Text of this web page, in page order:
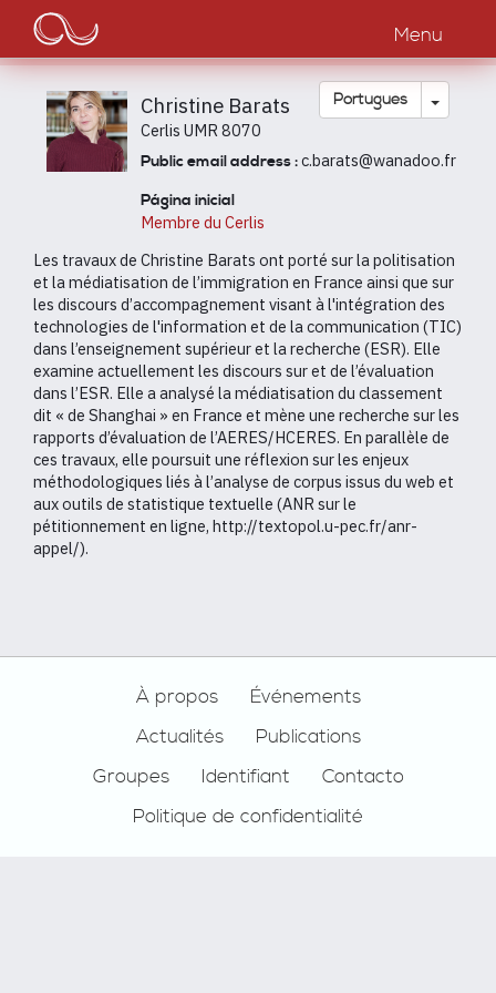
Passar
o
conteúdo
principal
Main
navigation
Menu
Português Toggle
Christine Barats
Cerlis UMR 8070
Public email address :c.barats@wanadoo.fr
Página inicial
Membre du Cerlis
Les travaux de Christine Barats ont porté sur la politisation
et la médiatisation de l’immigration en France ainsi que sur
les discours d’accompagnement visant à l'intégration des
technologies de l'information et de la communication (TIC)
dans l’enseignement supérieur et la recherche (ESR). Elle
examine actuellement les discours sur et de l’évaluation
dans l’ESR. Elle a analysé la médiatisation du classement
dit « de Shanghai » en France et mène une recherche sur les
rapports d’évaluation de l’AERES/HCERES. En parallèle de
ces travaux, elle poursuit une réflexion sur les enjeux
méthodologiques liés à l’analyse de corpus issus du web et
aux outils de statistique textuelle (ANR sur le
pétitionnement en ligne, http://textopol.u-pec.fr/anr-
appel/).
À propos
Événements
Actualités
Publications
Groupes
Identifiant
Contacto
Politique de confidentialité